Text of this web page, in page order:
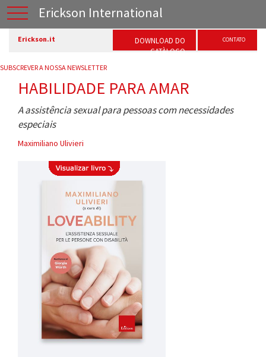
Erickson International
Erickson.it
DOWNLOAD DO
CATÀLOGO
CONTATO
SUBSCREVER A NOSSA NEWSLETTER
HABILIDADE PARA AMAR
A assistência sexual para pessoas com necessidades
especiais
Maximiliano Ulivieri